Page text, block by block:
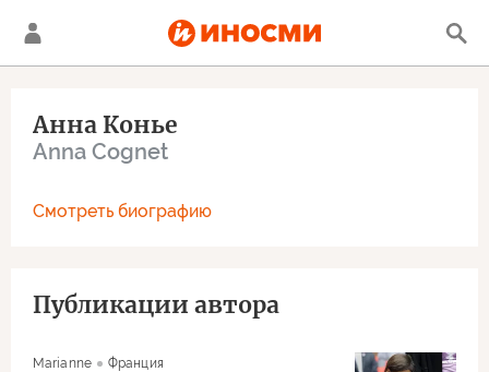
Анна Конье
Anna Cognet
Смотреть биографию
Публикации автора
Marianne Франция